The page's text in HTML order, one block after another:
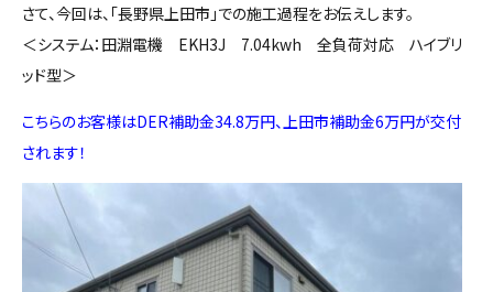
さて、今回は、「長野県上田市」での施工過程をお伝えします。
＜システム：田淵電機 EKH3J 7.04kwh 全負荷対応 ハイブリ
ッド型＞
こちらのお客様はDER補助金34.8万円、上田市補助金6万円が交付
されます！